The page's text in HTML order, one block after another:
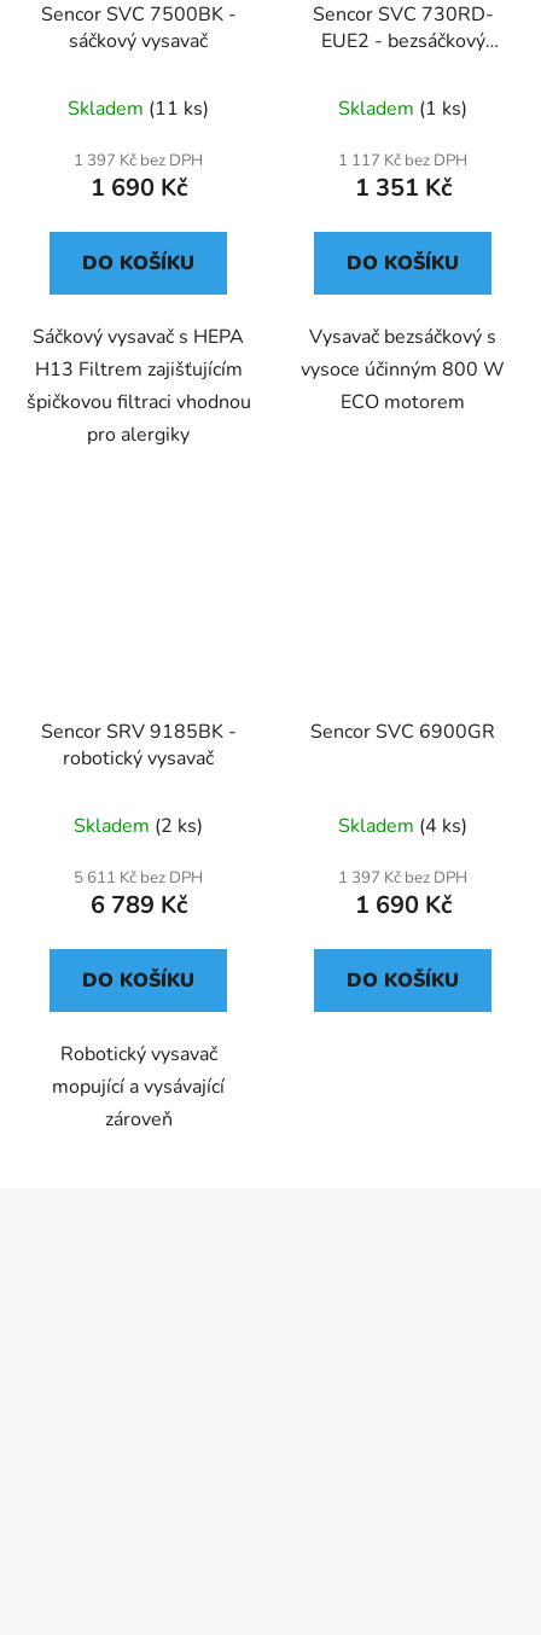
Sencor SVC 7500BK -
sáčkový vysavač
Skladem (11 ks)
1 397 Kč bez DPH
1 690 Kč
DO KOŠÍKU
Sáčkový vysavač s HEPA
H13 Filtrem zajišťujícím
špičkovou filtraci vhodnou
pro alergiky
Sencor SVC 730RD-
EUE2 - bezsáčkový
hodnocení
produktu
je
z
Skladem (1 ks)
1 117 Kč bez DPH
1 351 Kč
DO KOŠÍKU
Vysavač bezsáčkový s
vysoce účinným 800 W
ECO motorem
Sencor SRV 9185BK -
robotický vysavač
Skladem (2 ks)
5 611 Kč bez DPH
6 789 Kč
DO KOŠÍKU
Robotický vysavač
mopující a vysávající
zároveň
Sencor SVC 6900GR
Skladem (4 ks)
1 397 Kč bez DPH
1 690 Kč
DO KOŠÍKU